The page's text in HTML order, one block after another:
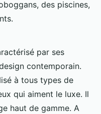
des piscines,
par ses
contemporain.
à tous types de
qui aiment le luxe. Il
haut de gamme. A